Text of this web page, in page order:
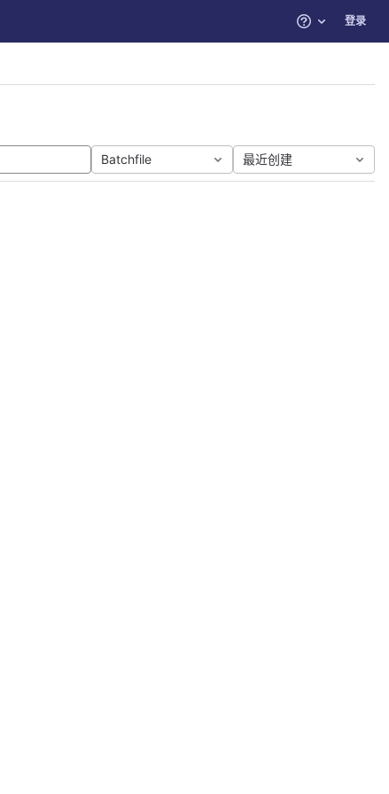
帮助 登录
Batchfile 最近创建